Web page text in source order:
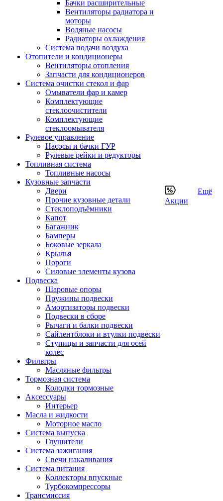
Бачки расширительные
Вентиляторы радиатора и
моторы
Водяные насосы
Радиаторы охлаждения
Система подачи воздуха
Отопители и кондиционеры
Вентиляторы отопления
Запчасти для кондиционеров
Система очистки стекол и фар
Омыватели фар и камер
Комплектующие
стеклоочистители
Комплектующие
стеклоомывателя
Рулевое управление
Насосы и бачки ГУР
Рулевые рейки и редукторы
Топливная система
Топливные насосы
Кузовные запчасти
Двери
Прочие кузовные детали
Стеклоподъёмники
Капот
Багажник
Бамперы
Боковые зеркала
Крылья
Пороги
Силовые элементы кузова
Подвеска
Шаровые опоры
Пружины подвески
Амортизаторы подвески
Подвески в сборе
Рычаги и балки подвески
Сайлентблоки и втулки подвески
Ступицы и запчасти для осей
колес
Фильтры
Масляные фильтры
Тормозная система
Колодки тормозные
Аксессуары
Интерьер
Масла и жидкости
Моторное масло
Система выпуска
Глушители
Система зажигания
Свечи накаливания
Система питания
Коллекторы впускные
Турбокомпрессоры
Трансмиссия
Акции
Ещё